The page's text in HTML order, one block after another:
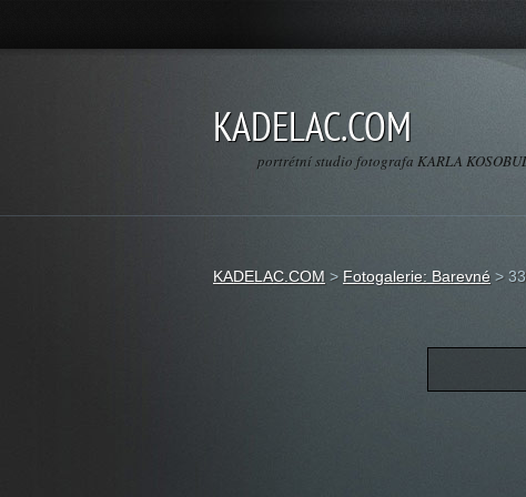
KADELAC.COM
portrétní studio fotografa KARLA
KADELAC.COM > Fotogalerie: Barevné >